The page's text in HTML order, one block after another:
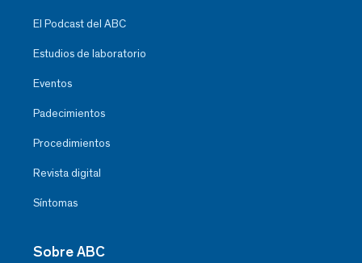
El Podcast del ABC
Estudios de laboratorio
Eventos
Padecimientos
Procedimientos
Revista digital
Síntomas
Sobre ABC